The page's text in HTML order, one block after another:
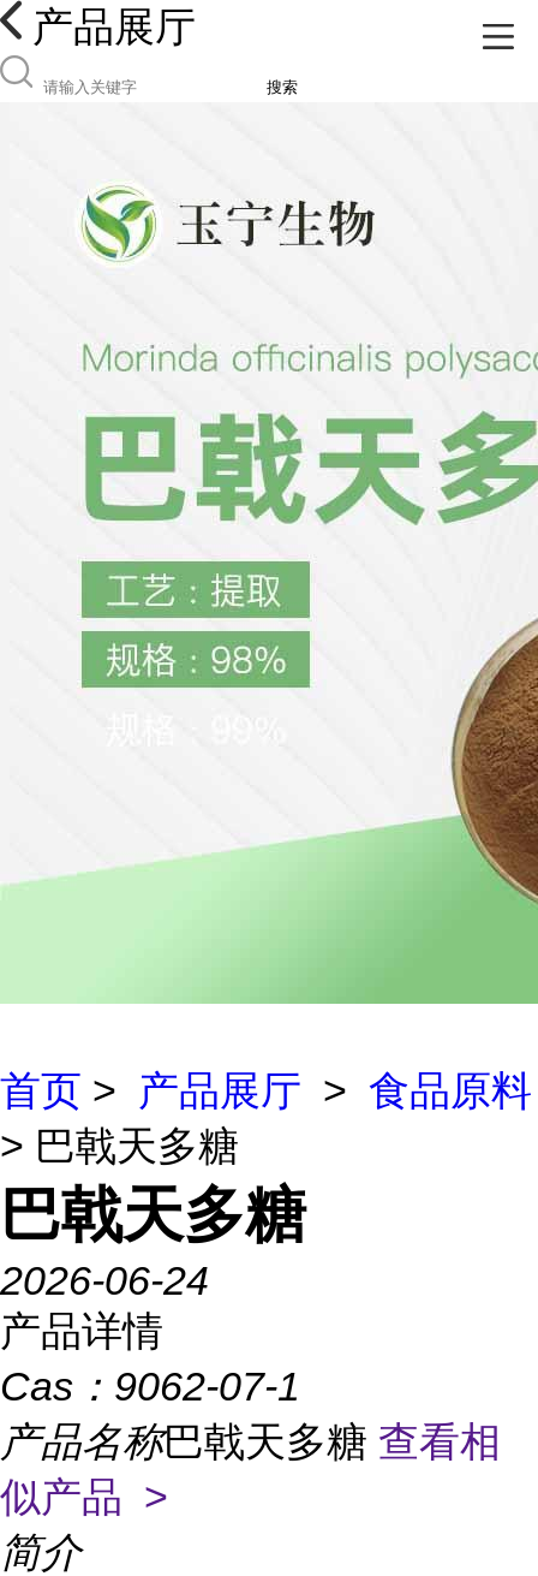
产品展厅
搜索
首页 > 产品展厅 > 食品原料
> 巴戟天多糖
巴戟天多糖
2026-06-24
产品详情
Cas： 9062-07-1
产品名称巴戟天多糖 查看相
似产品 >
简介